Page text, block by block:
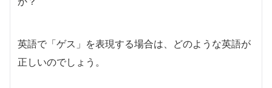
英語で「ゲス」を表現する場合は、どのような英語が
正しいのでしょう。